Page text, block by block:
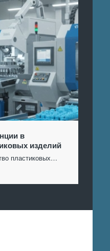
в
изделий
пластиковых…